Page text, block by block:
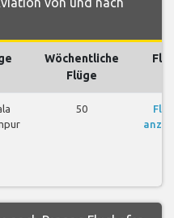
Wöchentliche
Flüge
50